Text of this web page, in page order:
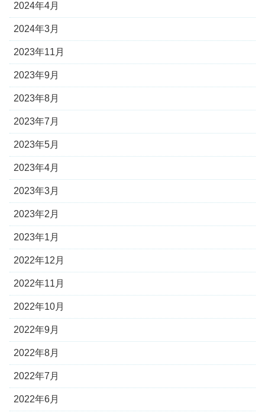
2024年4月
2024年3月
2023年11月
2023年9月
2023年8月
2023年7月
2023年5月
2023年4月
2023年3月
2023年2月
2023年1月
2022年12月
2022年11月
2022年10月
2022年9月
2022年8月
2022年7月
2022年6月